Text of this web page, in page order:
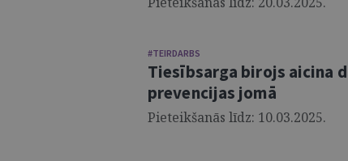
#TEIRDARBS
Tiesībsarga birojs aicina
prevencijas jomā
Pieteikšanās līdz: 10.03.2025.